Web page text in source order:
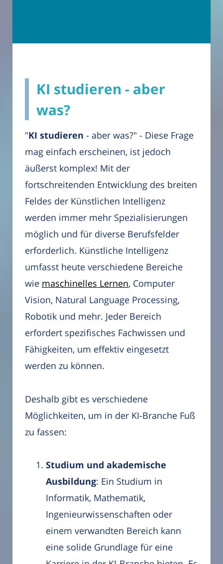
KI studieren - aber
was?
"KI studieren - aber was?" - Diese Frage
mag einfach erscheinen, ist jedoch
äußerst komplex! Mit der
fortschreitenden Entwicklung des breiten
Feldes der Künstlichen Intelligenz
werden immer mehr Spezialisierungen
möglich und für diverse Berufsfelder
erforderlich. Künstliche Intelligenz
umfasst heute verschiedene Bereiche
wie maschinelles Lernen, Computer
Vision, Natural Language Processing,
Robotik und mehr. Jeder Bereich
erfordert spezifisches Fachwissen und
Fähigkeiten, um effektiv eingesetzt
werden zu können.
Deshalb gibt es verschiedene
Möglichkeiten, um in der KI-Branche Fuß
zu fassen:
Studium und akademische
Ausbildung: Ein Studium in
Informatik, Mathematik,
Ingenieurwissenschaften oder
einem verwandten Bereich kann
eine solide Grundlage für eine